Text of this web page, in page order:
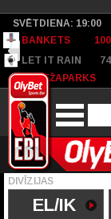
SVĒTDIENA: 19:00
BANKETS
100
LET IT RAIN
74
SC MEŽAPARKS
DIVĪZIJAS
EL/IK